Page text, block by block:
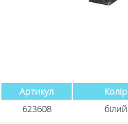
Артикул Колір
623608
білий